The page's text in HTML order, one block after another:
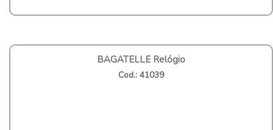
BAGATELLE Relógio
Cod.: 41039